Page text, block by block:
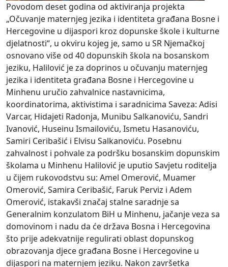
Povodom deset godina od aktiviranja projekta
„Očuvanje maternjeg jezika i identiteta građana Bosne i
Hercegovine u dijaspori kroz dopunske škole i kulturne
djelatnosti“, u okviru kojeg je, samo u SR Njemačkoj
osnovano više od 40 dopunskih škola na bosanskom
jeziku, Halilović je za doprinos u očuvanju maternjeg
jezika i identiteta građana Bosne i Hercegovine u
Minhenu uručio zahvalnice nastavnicima,
koordinatorima, aktivistima i saradnicima Saveza: Adisi
Varcar, Hidajeti Radonja, Munibu Salkanoviću, Sandri
Ivanović, Huseinu Ismailoviću, Ismetu Hasanoviću,
Samiri Ceribašić i Elvisu Salkanoviću. Posebnu
zahvalnost i pohvale za podršku bosanskim dopunskim
školama u Minhenu Halilović je uputio Savjetu roditelja
u čijem rukovodstvu su: Amel Omerović, Muamer
Omerović, Samira Ceribašić, Faruk Perviz i Adem
Omerović, istakavši značaj stalne saradnje sa
Generalnim konzulatom BiH u Minhenu, jačanje veza sa
domovinom i nadu da će država Bosna i Hercegovina
što prije adekvatnije regulirati oblast dopunskog
obrazovanja djece građana Bosne i Hercegovine u
dijaspori na maternjem jeziku. Nakon završetka